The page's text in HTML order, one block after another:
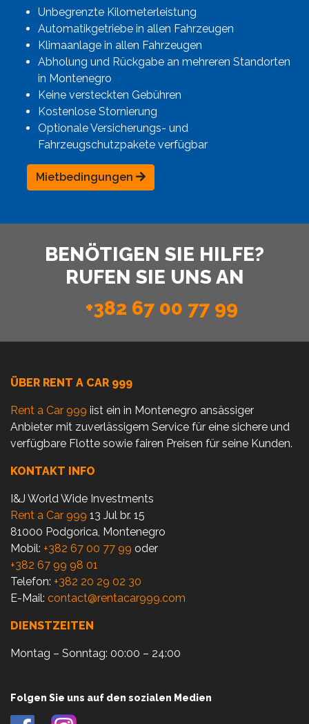
Unbegrenzte Kilometerleistung
Automatikgetriebe in allen Fahrzeugen
Klimaanlage in allen Fahrzeugen
Abholung und Rückgabe an mehreren Standorten
in Montenegro
Keine versteckten Gebühren
Kostenlose Stornierung
Optionale Versicherungs- und
Fahrzeugschutzpakete verfügbar
Mietbedingungen
BENÖTIGEN SIE HILFE?
RUFEN SIE UNS AN
+382 67 00 77 99
ÜBER RENT A CAR 999
Rent a Car 999 iist ein in Montenegro ansässiger
Anbieter mit zuverlässigem Service für eine sichere und
verfügbare Flotte sowie fairen Preisen für seine Kunden.
KONTAKT INFO
I&J World Wide Investments
Rent a Car 999 13 Jul br. 15
81000 Podgorica, Montenegro
Mobil: +382 67 00 77 99 oder
+382 67 99 98 01
Telefon: +382 20 29 02 30
E-Mail: contact@rentacar999.com
DIENSTZEITEN
Montag – Sonntag: 00:00 – 24:00
Folgen Sie uns auf den sozialen Medien